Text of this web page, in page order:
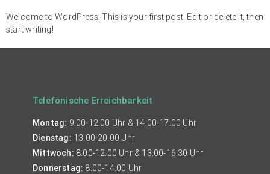
Welcome to WordPress. This is your first post. Edit or delete it, then
start writing!
Telefonische Erreichbarkeit
Montag: 9.00-12.00 Uhr & 14.00-17.00 Uhr
Dienstag: 13.00-20.00 Uhr
Mittwoch: 8.00-12.00 Uhr & 13.00-16.30 Uhr
Donnerstag: 8.00-14.00 Uhr